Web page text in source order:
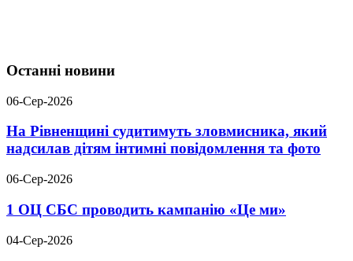
Останні новини
06-Сер-2026
На Рівненщині судитимуть зловмисника, який
надсилав дітям інтимні повідомлення та фото
06-Сер-2026
1 ОЦ СБС проводить кампанію «Це ми»
04-Сер-2026